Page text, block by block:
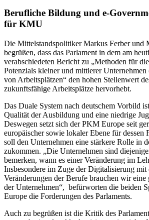
Berufliche Bildung und e-
für KMU
Die Mittelstandspolitiker Markus Ferber und
begrüßen, dass das Parlament in dem am
verabschiedeten Bericht zu „Methoden für
Potenzials kleiner und mittlerer
von Arbeitsplätzen“ den hohen Stellenwert
zukunftsfähige Arbeitsplätze hervorhebt.
Das Duale System nach deutschem Vorbild
Qualität der Ausbildung und eine niedrige
Deswegen setzt sich der PKM Europe seit
europäischer sowie lokaler Ebene für dessen
soll den Unternehmen eine stärkere Rolle in
zukommen. „Die Unternehmen sind
bemerken, wann es einer Veränderung im
Insbesondere im Zuge der Digitalisierung mit
Veränderungen der Berufe brauchen wir
der Unternehmen“, befürworten die beiden
Europe die Forderungen des Parlaments.
Auch zu begrüßen ist die Kritik des